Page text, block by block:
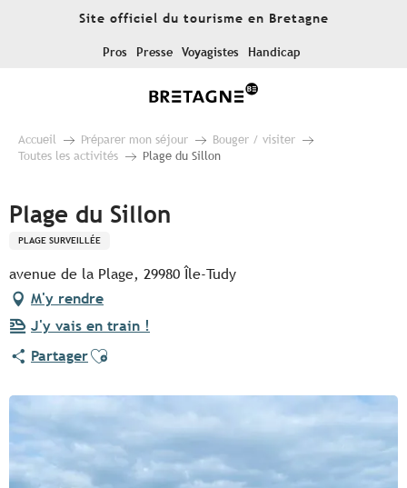
Site officiel du tourisme en Bretagne
Pros Presse Voyagistes Handicap
Accueil Préparer mon séjour
Bouger / visiter
Toutes les activités
Plage du Sillon
Plage du Sillon
PLAGE SURVEILLÉE
avenue de la Plage, 29980 Île-Tudy
M'y rendre
J'y vais en train !
PartagerAjouter aux favoris